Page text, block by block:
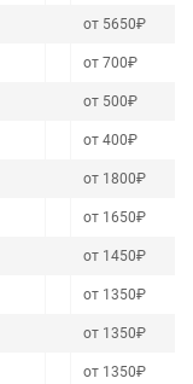
от 5650₽
от 700₽
от 500₽
от 400₽
от 1800₽
от 1650₽
от 1450₽
от 1350₽
от 1350₽
от 1350₽